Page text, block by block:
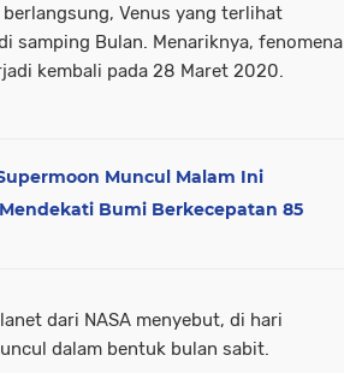
Venus yang terlihat
samping Bulan. Menariknya, fenomena
kembali pada 28 Maret 2020.
Muncul Malam Ini
Bumi Berkecepatan 85
dari NASA menyebut, di hari
dalam bentuk bulan sabit.